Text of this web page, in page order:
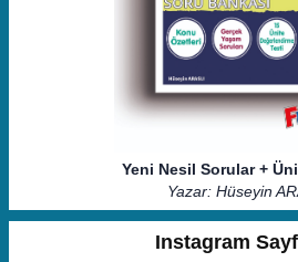
Yeni Nesil Sorular +
Yazar: Hüseyin
Instagram